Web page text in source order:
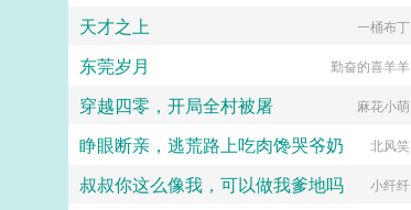
天才之上 一桶布丁
东莞岁月 勤奋的喜羊羊
穿越四零，开局全村被屠 麻花小萌
睁眼断亲，逃荒路上吃肉馋哭爷奶 北风笑
叔叔你这么像我，可以做我爹地吗 小纤纤